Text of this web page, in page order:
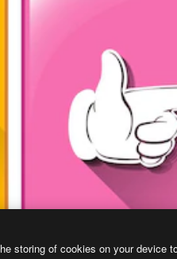
storing of cookies on your device